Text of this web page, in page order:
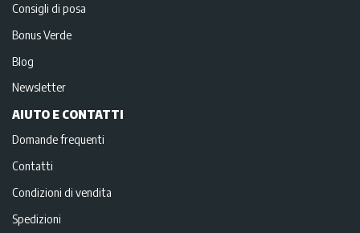
Consigli di posa
Bonus Verde
Blog
Newsletter
AIUTO E CONTATTI
Domande frequenti
Contatti
Condizioni di vendita
Spedizioni